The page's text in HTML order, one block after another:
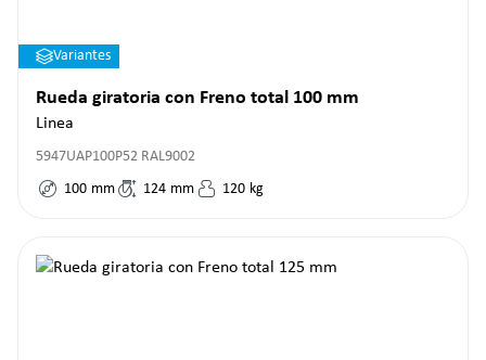
Variantes
Rueda giratoria con Freno total 100 mm
Linea
5947UAP100P52 RAL9002
100 mm 124 mm 120 kg